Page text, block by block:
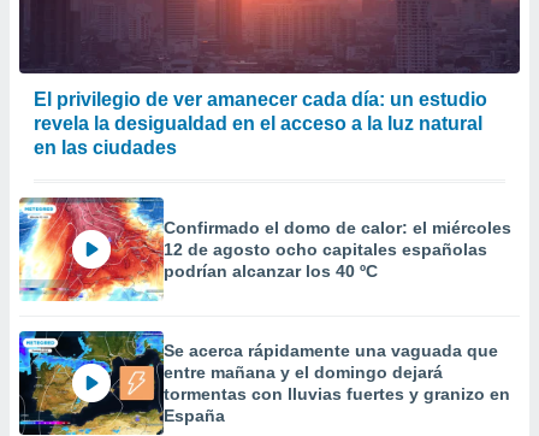
El privilegio de ver amanecer cada día: un estudio
revela la desigualdad en el acceso a la luz natural
en las ciudades
Confirmado el domo de calor: el miércoles
12 de agosto ocho capitales españolas
podrían alcanzar los 40 ºC
Se acerca rápidamente una vaguada que
entre mañana y el domingo dejará
tormentas con lluvias fuertes y granizo en
España